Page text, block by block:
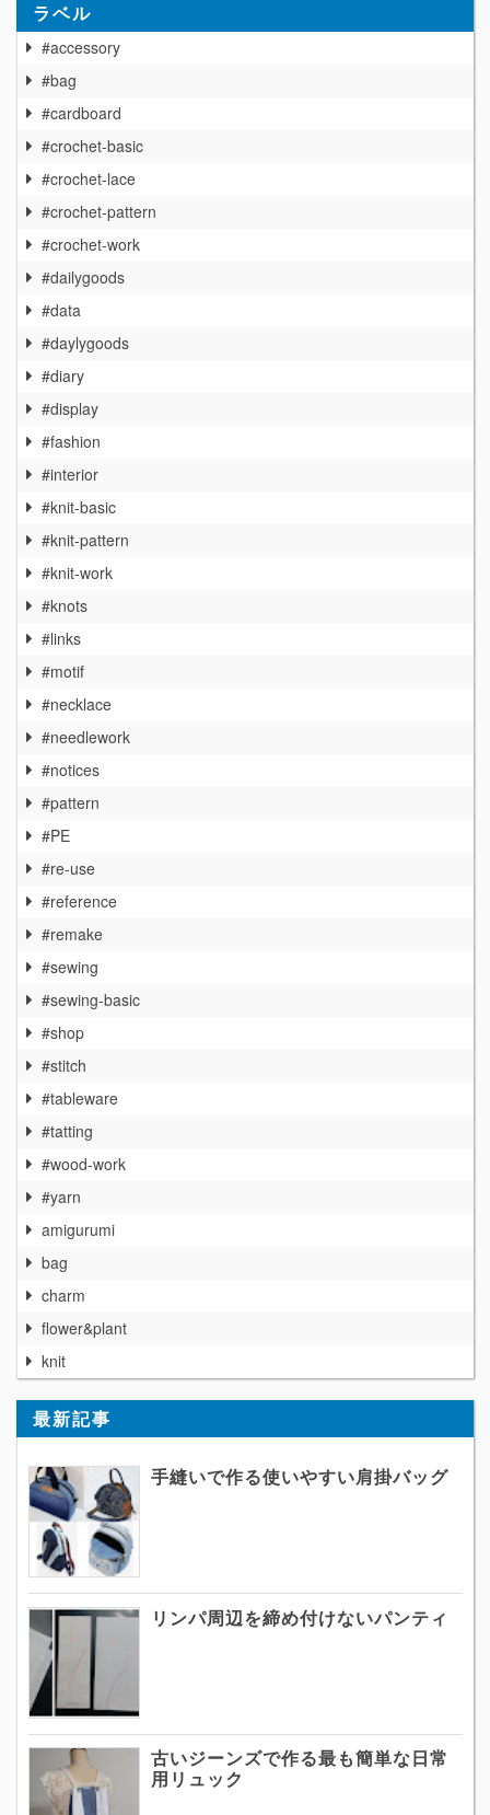
ラベル
#accessory
#bag
#cardboard
#crochet-basic
#crochet-lace
#crochet-pattern
#crochet-work
#dailygoods
#data
#daylygoods
#diary
#display
#fashion
#interior
#knit-basic
#knit-pattern
#knit-work
#knots
#links
#motif
#necklace
#needlework
#notices
#pattern
#PE
#re-use
#reference
#remake
#sewing
#sewing-basic
#shop
#stitch
#tableware
#tatting
#wood-work
#yarn
amigurumi
bag
charm
flower&plant
knit
最新記事
手縫いで作る使いやすい肩掛バッグ
リンパ周辺を締め付けないパンティ
古いジーンズで作る最も簡単な日常
用リュック